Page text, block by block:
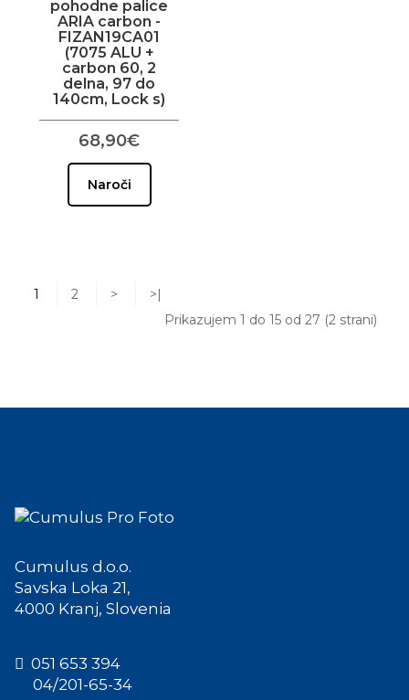
pohodne palice
ARIA carbon -
FIZAN19CA01
(7075 ALU +
carbon 60, 2
delna, 97 do
140cm, Lock s)
68,90€
Naroči
1 2 >
>|
Prikazujem 1 do 15 od 27 (2 strani)
Cumulus d.o.o.
Savska Loka 21,
4000 Kranj, Slovenia
051 653 394
04/201-65-34